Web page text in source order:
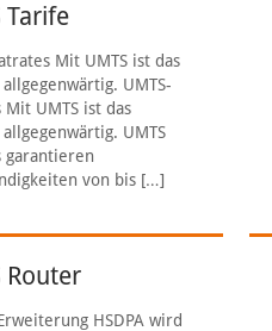
Tarife
Mit UMTS ist das
UMTS-
Mit UMTS ist das
UMTS
garantieren
von bis […]
Router
HSDPA wird